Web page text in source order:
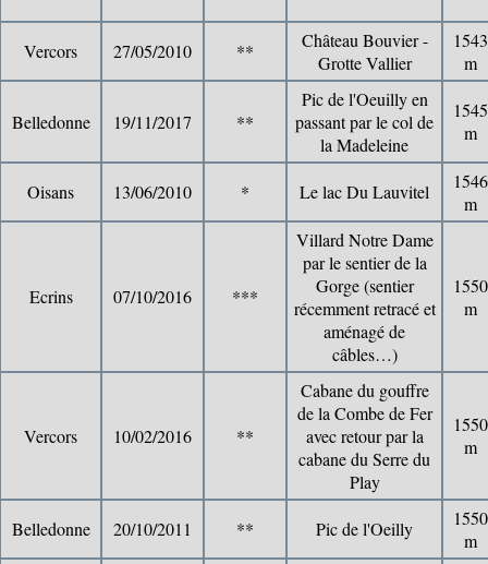
Vercors 27/05/2010 **
Château Bouvier -
Grotte Vallier
1543
m
Belledonne 19/11/2017 **
Pic de l'Oeuilly en
passant par le col de
la Madeleine
1545
m
Oisans 13/06/2010 * Le lac Du Lauvitel
1546
m
Ecrins 07/10/2016 ***
Villard Notre Dame
par le sentier de la
Gorge (sentier
récemment retracé et
aménagé de
câbles…)
1550
m
Vercors 10/02/2016 **
Cabane du gouffre
de la Combe de Fer
avec retour par la
cabane du Serre du
Play
1550
m
Belledonne 20/10/2011 ** Pic de l'Oeilly
1550
m